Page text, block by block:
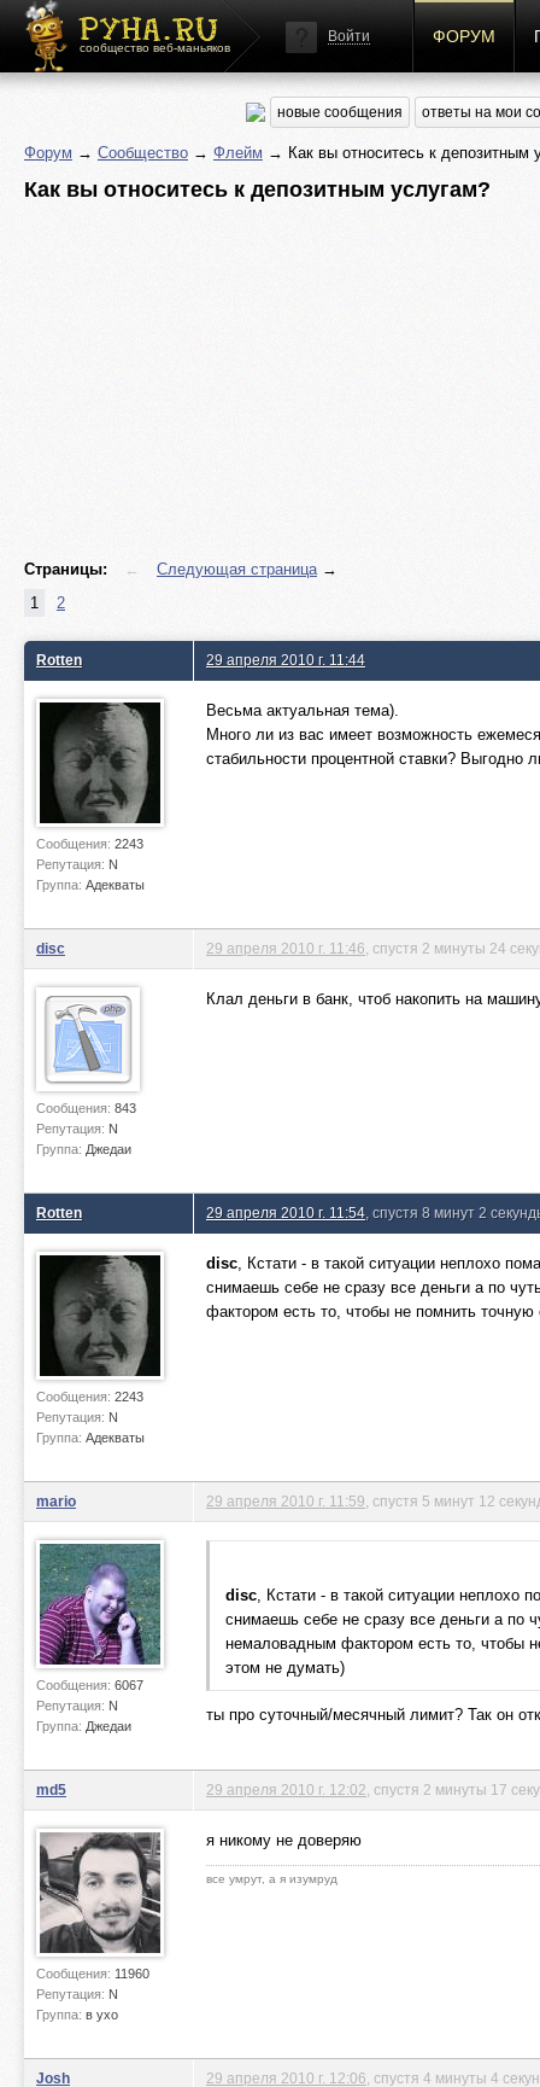
сообщество веб-маньяков
Войти ФОРУМ
новые сообщения ответы на мои
Форум → Сообщество → Флейм → Как вы относитесь к депозитным
Как вы относитесь к депозитным услугам?
Страницы: ← Следующая страница→
1
2
Rotten
Сообщения: 2243
Репутация: N
Группа: Адекваты
29 апреля 2010 г. 11:44
Весьма актуальная тема).
Много ли из вас имеет возможность
стабильности процентной ставки? Выгодно
disc
Сообщения: 843
Репутация: N
Группа: Джедаи
29 апреля 2010 г. 11:46 , спустя 2 минуты 24
Клал деньги в банк, чтоб накопить на
Rotten
Сообщения: 2243
Репутация: N
Группа: Адекваты
29 апреля 2010 г. 11:54 , спустя 8 минут 2
disc, Кстати - в такой ситуации неплохо
снимаешь себе не сразу все деньги а по
фактором есть то, чтобы не помнить
mario
Сообщения: 6067
Репутация: N
Группа: Джедаи
29 апреля 2010 г. 11:59 , спустя 5 минут 12
disc, Кстати - в такой ситуации неплохо
снимаешь себе не сразу все деньги а по
немаловадным фактором есть то, чтобы
этом не думать)
ты про суточный/месячный лимит? Так он
md5
Сообщения: 11960
Репутация: N
Группа: в ухо
29 апреля 2010 г. 12:02 , спустя 2 минуты 17
я никому не доверяю
все умрут, а я изумруд
Josh 29 апреля 2010 г. 12:06 , спустя 4 минуты 4